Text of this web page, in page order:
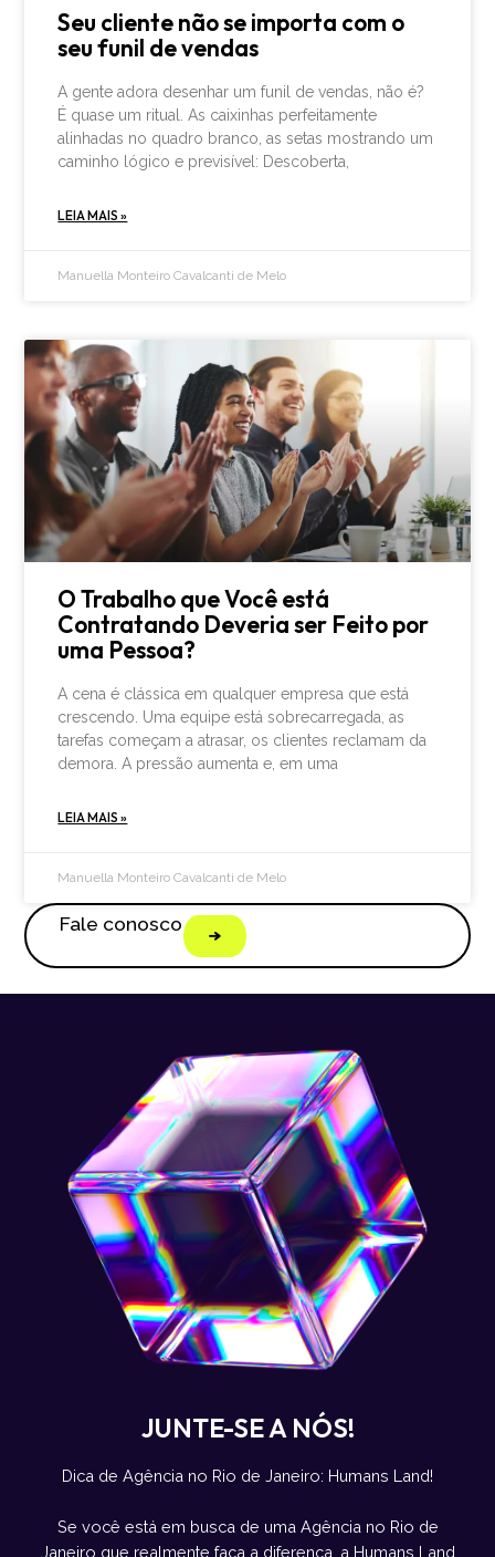
Seu cliente não se importa com o
seu funil de vendas
A gente adora desenhar um funil de vendas, não é?
É quase um ritual. As caixinhas perfeitamente
alinhadas no quadro branco, as setas mostrando um
caminho lógico e previsível: Descoberta,
LEIA MAIS »
Manuella Monteiro Cavalcanti de Melo
O Trabalho que Você está
Contratando Deveria ser Feito por
uma Pessoa?
A cena é clássica em qualquer empresa que está
crescendo. Uma equipe está sobrecarregada, as
tarefas começam a atrasar, os clientes reclamam da
demora. A pressão aumenta e, em uma
LEIA MAIS »
Manuella Monteiro Cavalcanti de Melo
Fale conosco
JUNTE-SE A NÓS!
Dica de Agência no Rio de Janeiro: Humans Land!
Se você está em busca de uma Agência no Rio de
Janeiro que realmente faça a diferença, a Humans Land